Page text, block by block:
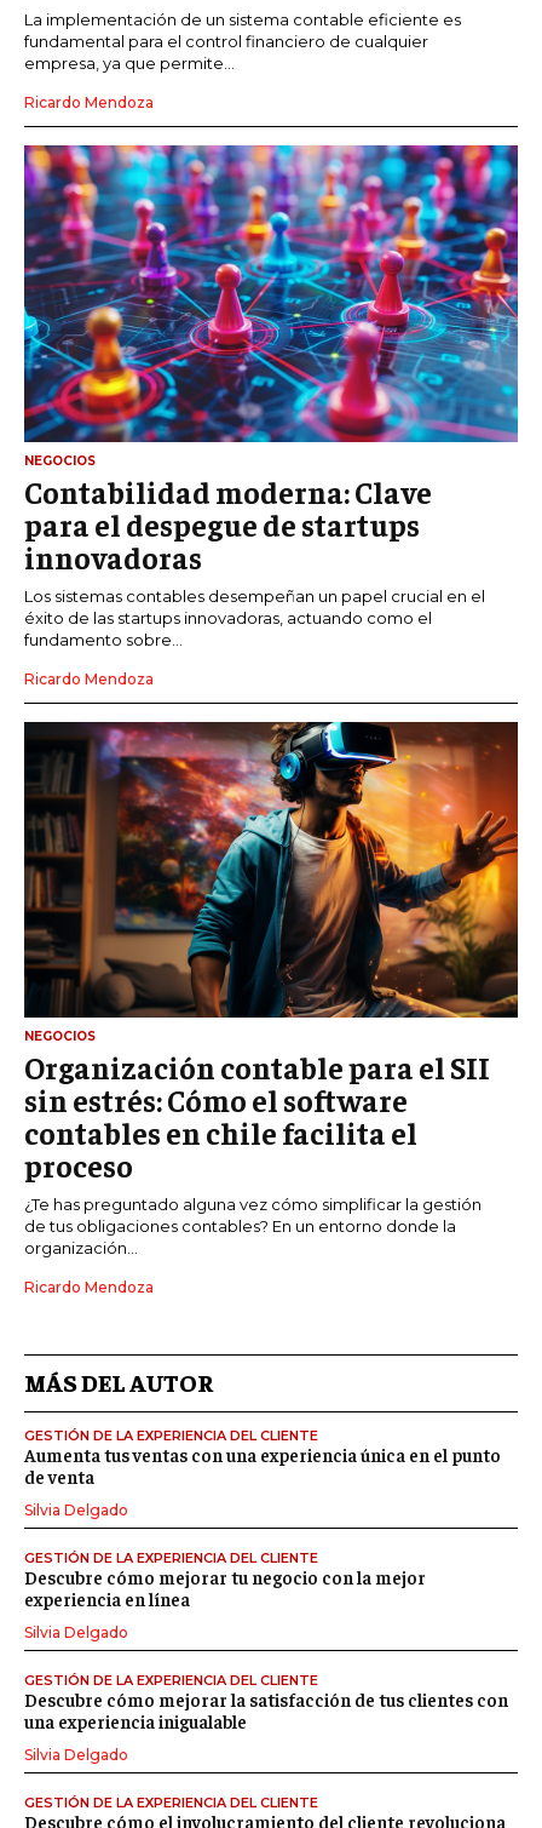
La implementación de un sistema contable eficiente es
fundamental para el control financiero de cualquier
empresa, ya que permite...
Ricardo Mendoza
NEGOCIOS
Contabilidad moderna: Clave
para el despegue de startups
innovadoras
Los sistemas contables desempeñan un papel crucial en el
éxito de las startups innovadoras, actuando como el
fundamento sobre...
Ricardo Mendoza
NEGOCIOS
Organización contable para el SII
sin estrés: Cómo el software
contables en chile facilita el
proceso
¿Te has preguntado alguna vez cómo simplificar la gestión
de tus obligaciones contables? En un entorno donde la
organización...
Ricardo Mendoza
MÁS DEL AUTOR
GESTIÓN DE LA EXPERIENCIA DEL CLIENTE
Aumenta tus ventas con una experiencia única en el punto
de venta
Silvia Delgado
GESTIÓN DE LA EXPERIENCIA DEL CLIENTE
Descubre cómo mejorar tu negocio con la mejor
experiencia en línea
Silvia Delgado
GESTIÓN DE LA EXPERIENCIA DEL CLIENTE
Descubre cómo mejorar la satisfacción de tus clientes con
una experiencia inigualable
Silvia Delgado
GESTIÓN DE LA EXPERIENCIA DEL CLIENTE
Descubre cómo el involucramiento del cliente revoluciona